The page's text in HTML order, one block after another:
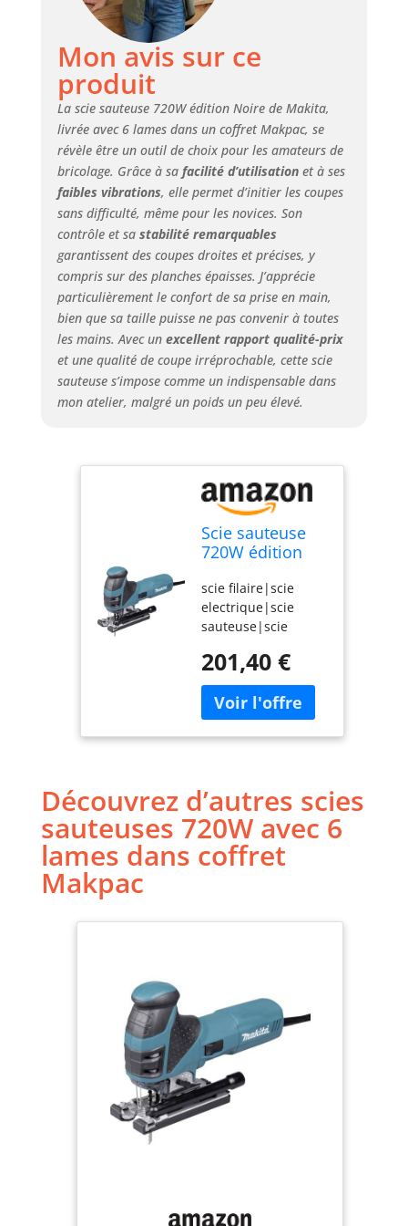
Mon avis sur ce
produit
La scie sauteuse 720W édition Noire de Makita,
livrée avec 6 lames dans un coffret Makpac, se
révèle être un outil de choix pour les amateurs de
bricolage. Grâce à sa facilité d’utilisationet à ses
faibles vibrations, elle permet d’initier les coupes
sans difficulté, même pour les novices. Son
contrôle et sa stabilité remarquables
garantissent des coupes droites et précises, y
compris sur des planches épaisses. J’apprécie
particulièrement le confort de sa prise en main,
bien que sa taille puisse ne pas convenir à toutes
les mains. Avec un excellent rapport qualité-prix
et une qualité de coupe irréprochable, cette scie
sauteuse s’impose comme un indispensable dans
mon atelier, malgré un poids un peu élevé.
Scie sauteuse
720W édition
lames dans
coffret Makpac -
MAKITA
scie filaire|scie
electrique|scie
sauteuse|scie
coffret|achat scie
sauteuse|scie
sauteuse
professionnelle|scie
sauteuse
cher|4351FCTJ|scie
sauteuse 720
W|4351F|4351
201,40 €
Découvrez d’autres scies
sauteuses 720W avec 6
lames dans coffret
Makpac